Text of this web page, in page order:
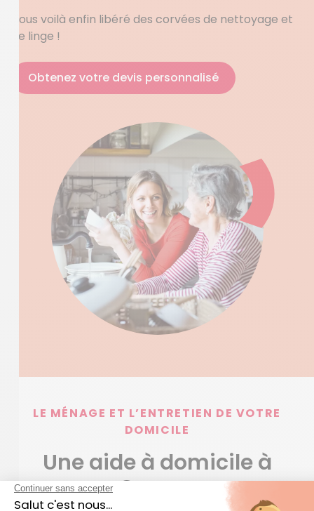
Vous voilà enfin libéré des corvées de nettoyage et
de linge !
Obtenez votre devis personnalisé
LE MÉNAGE ET L’ENTRETIEN DE VOTRE
DOMICILE
Une aide à domicile à
Grenay